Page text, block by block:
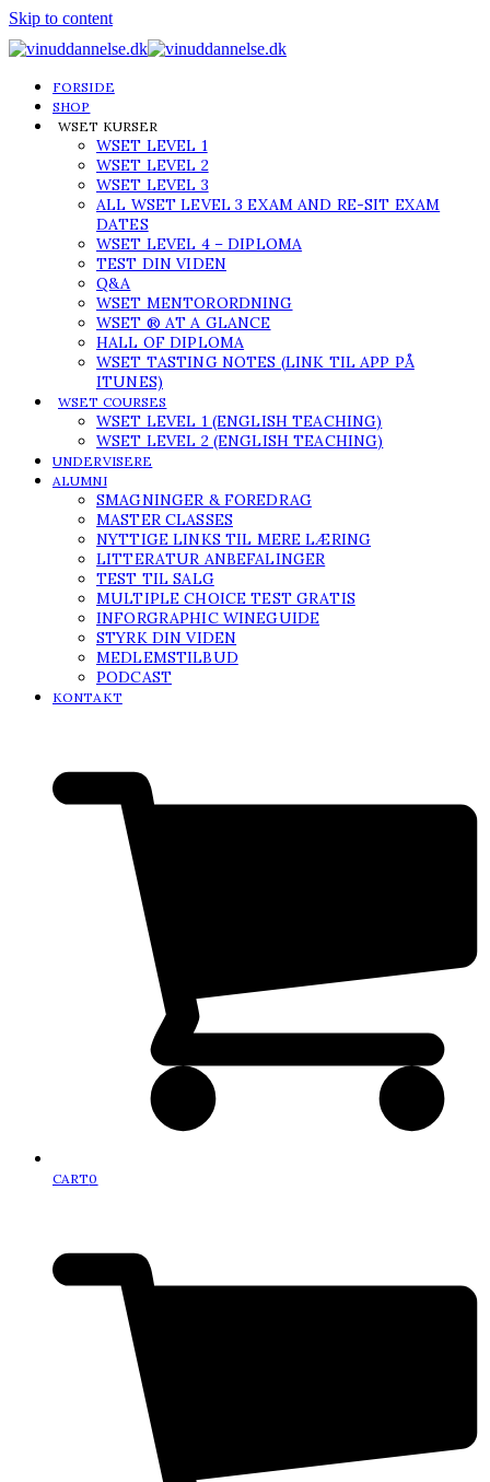
Skip to content
FORSIDE
SHOP
WSET KURSER
WSET LEVEL 1
WSET LEVEL 2
WSET LEVEL 3
ALL WSET LEVEL 3 EXAM AND RE-SIT EXAM
DATES
WSET LEVEL 4 – DIPLOMA
TEST DIN VIDEN
Q&A
WSET MENTORORDNING
WSET ® AT A GLANCE
HALL OF DIPLOMA
WSET TASTING NOTES (LINK TIL APP PÅ
ITUNES)
WSET COURSES
WSET LEVEL 1 (ENGLISH TEACHING)
WSET LEVEL 2 (ENGLISH TEACHING)
UNDERVISERE
ALUMNI
SMAGNINGER & FOREDRAG
MASTER CLASSES
NYTTIGE LINKS TIL MERE LÆRING
LITTERATUR ANBEFALINGER
TEST TIL SALG
MULTIPLE CHOICE TEST GRATIS
INFORGRAPHIC WINEGUIDE
STYRK DIN VIDEN
MEDLEMSTILBUD
PODCAST
KONTAKT
CART0